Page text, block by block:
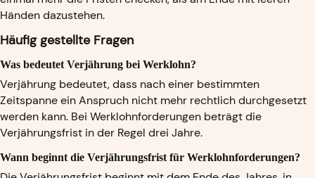
Händen dazustehen.
Häufig gestellte Fragen
Was bedeutet Verjährung bei Werklohn?
Verjährung bedeutet, dass nach einer bestimmten
Zeitspanne ein Anspruch nicht mehr rechtlich durchgesetzt
werden kann. Bei Werklohnforderungen beträgt die
Verjährungsfrist in der Regel drei Jahre.
Wann beginnt die Verjährungsfrist für Werklohnforderungen?